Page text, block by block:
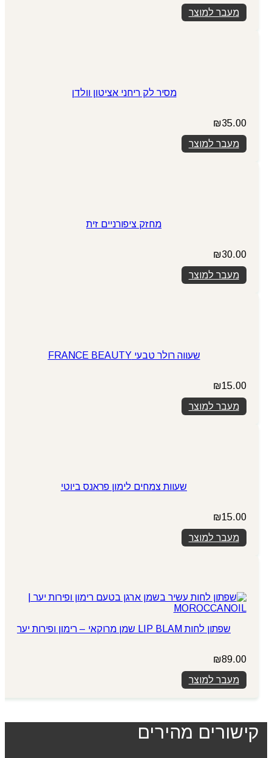
מעבר למוצר
מסיר לק ריחני אציטון וולדן
₪35.00
מעבר למוצר
מחזק ציפורניים זית
₪30.00
מעבר למוצר
שעווה רולר טבעי FRANCE BEAUTY
₪15.00
מעבר למוצר
שעוות צמחים לימון פראנס ביוטי
₪15.00
מעבר למוצר
שפתון לחות LIP BLAM שמן מרוקאי – רימון ופירות יער
₪89.00
מעבר למוצר
קישורים מהירים